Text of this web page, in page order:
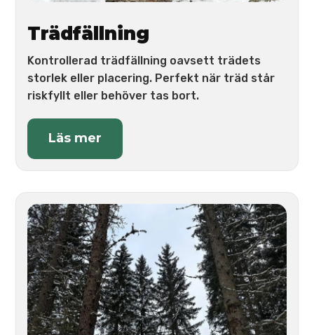
Trädfällning
Kontrollerad trädfällning oavsett trädets
storlek eller placering. Perfekt när träd står
riskfyllt eller behöver tas bort.
Läs mer